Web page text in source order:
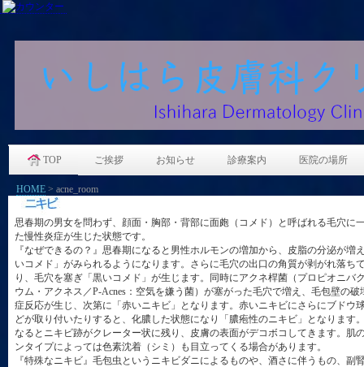
TOP ご挨拶 お知らせ 診療案内 医院の場所
HOME > acne_room
思春期の男女を問わず、顔面・胸部・背部に面皰（コメド）と呼ばれる毛穴に
た慢性炎症が生じた状態です。
『なぜできるの？』思春期になると男性ホルモンの増加から、皮脂の分泌が増
いコメド」がみられるようになります。さらに毛穴の出口の角質が剥がれ落ち
り、毛穴を塞ぎ「黒いコメド」が生じます。同時にアクネ桿菌（プロピオニバ
ウム・アクネス／P-Acnes：空気を嫌う菌）が塞がった毛穴で増え、毛包壁の破
症反応が生じ、次第に「赤いニキビ」となります。赤いニキビにさらにブドウ
どが取り付いたりすると、化膿した状態になり「膿疱性のニキビ」となります
なるとニキビ跡がクレーター状に残り、皮膚の表面がデコボコしてきます。肌
ンタイプによっては色素沈着（シミ）も目立ってくる場合があります。
『特殊なニキビ』毛包虫というニキビダニによるものや、酒さに伴うもの、副